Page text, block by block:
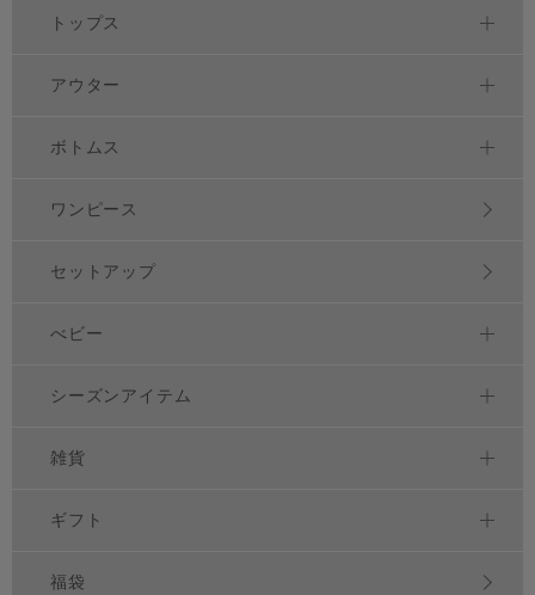
トップス
アウター
ボトムス
ワンピース
セットアップ
べビー
シーズンアイテム
雑貨
ギフト
福袋